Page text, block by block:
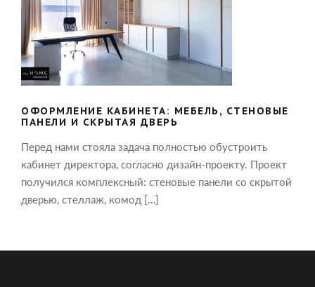
ОФОРМЛЕНИЕ КАБИНЕТА: МЕБЕЛЬ,
СТЕНОВЫЕ ПАНЕЛИ И СКРЫТАЯ
ОФОРМЛЕНИЕ КАБИНЕТА: МЕБЕЛЬ, СТЕНОВЫЕ
ПАНЕЛИ И СКРЫТАЯ ДВЕРЬ
Перед нами стояла задача полностью обустроить
кабинет директора, согласно дизайн-проекту. Проект
получился комплексный: стеновые панели со скрытой
дверью, стеллаж, комод […]